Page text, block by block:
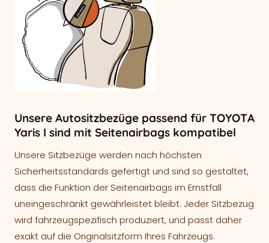
Unsere Autositzbezüge passend für TOYOTA
Yaris I sind mit Seitenairbags kompatibel
Unsere Sitzbezüge werden nach höchsten
Sicherheitsstandards gefertigt und sind so gestaltet,
dass die Funktion der Seitenairbags im Ernstfall
uneingeschränkt gewährleistet bleibt. Jeder Sitzbezug
wird fahrzeugspezifisch produziert, und passt daher
exakt auf die Originalsitzform Ihres Fahrzeugs.